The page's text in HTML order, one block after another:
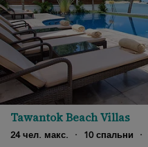
Tawantok Beach Villas
24 чел. макс.
· 10 спальни ·